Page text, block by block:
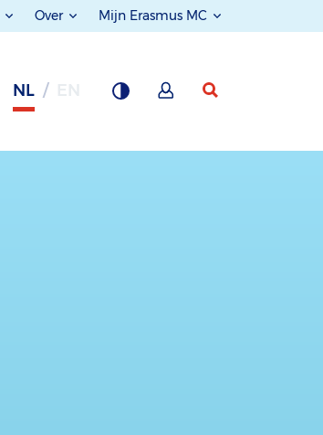
Over Mijn Erasmus MC
NL